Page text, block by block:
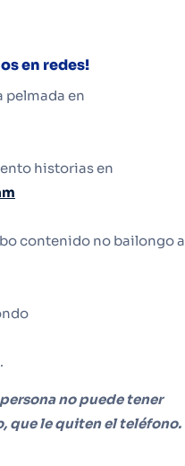
en redes!
pelmada en
historias en
contenido no bailongo a
persona no puede tener
que le quiten el teléfono.